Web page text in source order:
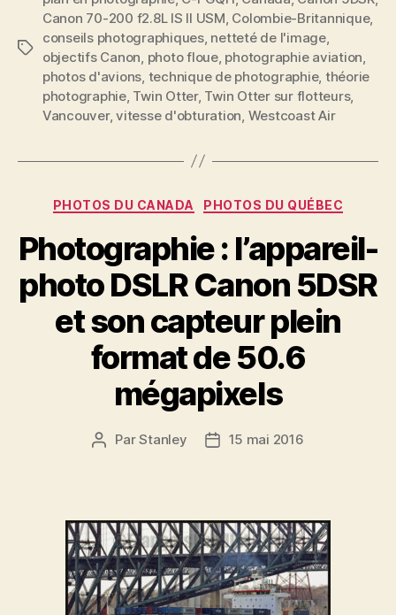
Étiquettes
Canon 70-200 f2.8L IS II USM Colombie-Britannique,
conseils photographiques, netteté de l'image,
objectifs Canon photo floue, photographie aviation
photos d'avions technique de photographie, théorie
photographie, Twin Otter, Twin Otter sur flotteurs,
Vancouver,vitesse d'obturation Westcoast Air
Catégories
PHOTOS DU CANADA PHOTOS DU QUÉBEC
Photographie : l’appareil-
photo DSLR Canon 5DSR
et son capteur plein
format de 50.6
mégapixels
Auteur
ParStanley
Date15 mai 2016